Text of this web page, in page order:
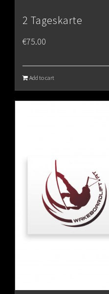
2 Tageskarte
€75.00
Add to cart